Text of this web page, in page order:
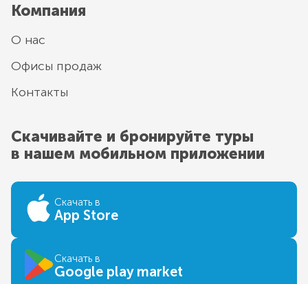
Компания
О нас
Офисы продаж
Контакты
Скачивайте и бронируйте туры
в нашем мобильном приложении
Скачать в
App Store
Скачать в
Google play market